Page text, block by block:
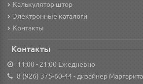
Калькулятор штор
Электронные каталоги
Контакты
Контакты
11:00 - 21:00 Ежедневно
8 (926) 375-60-44- дизайнер Маргарита